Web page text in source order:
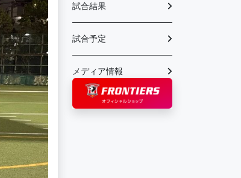
試合結果
試合予定
メディア情報